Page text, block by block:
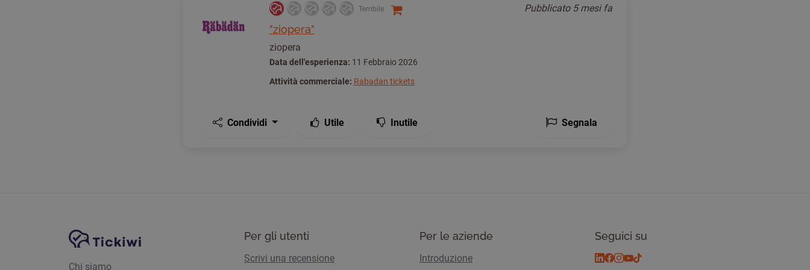
Terribile Pubblicato 5 mesi fa
"ziopera"
ziopera
Data dell'esperienza: 11 Febbraio 2026
Attività commerciale: Rabadan tickets
Condividi Utile Inutile Segnala
Navigazione del sitoPiattaforma Tickiwi
Chi siamo
Per gli utenti
Scrivi una recensione
Per le aziende
Introduzione
Seguici su